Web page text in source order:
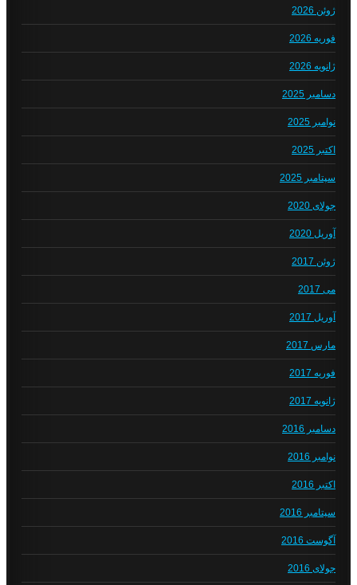
ژوئن 2026
فوریه 2026
ژانویه 2026
دسامبر 2025
نوامبر 2025
اکتبر 2025
سپتامبر 2025
جولای 2020
آوریل 2020
ژوئن 2017
می 2017
آوریل 2017
مارس 2017
فوریه 2017
ژانویه 2017
دسامبر 2016
نوامبر 2016
اکتبر 2016
سپتامبر 2016
آگوست 2016
جولای 2016